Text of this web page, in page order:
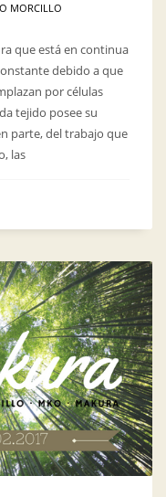
MORCILLO
que está en continua
debido a que
por células
tejido posee su
parte, del trabajo que
las